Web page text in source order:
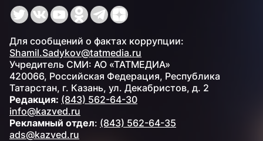
Для сообщений о фактах коррупции:
Shamil.Sadykov@tatmedia.ru
Учредитель СМИ: АО «ТАТМЕДИА»
420066, Российская Федерация, Республика
Татарстан, г. Казань, ул. Декабристов, д. 2
Редакция: (843) 562-64-30
info@kazved.ru
Рекламный отдел: (843) 562-64-35
ads@kazved.ru